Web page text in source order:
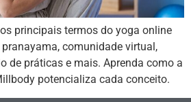
principais termos do yoga online
comunidade virtual,
de práticas e mais. Aprenda como a
potencializa cada conceito.